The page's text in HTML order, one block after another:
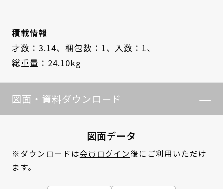
積載情報
才数：3.14、 梱包数：1、
入数：1、
総重量：24.10kg
図面・資料ダウンロード
図面データ
※ダウンロードは会員ログイン後にご利用いただけ
ます。